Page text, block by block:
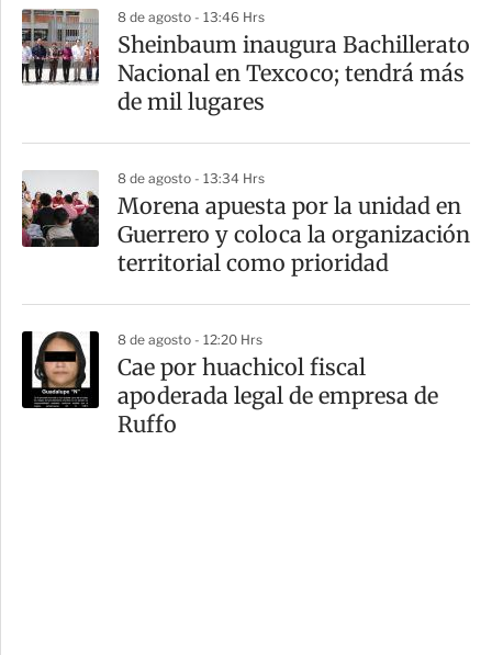
8 de agosto - 13:46 Hrs
Sheinbaum inaugura Bachillerato
Nacional en Texcoco; tendrá más
de mil lugares
8 de agosto - 13:34 Hrs
Morena apuesta por la unidad en
Guerrero y coloca la organización
territorial como prioridad
8 de agosto - 12:20 Hrs
Cae por huachicol fiscal
apoderada legal de empresa de
Ruffo